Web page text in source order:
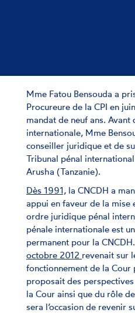
Mme Fatou Bensouda a
Procureure de la CPI en
mandat de neuf ans. Avant
internationale, Mme
conseiller juridique et de
Tribunal pénal
Arusha (Tanzanie).
Dès 1991, la CNCDH a
appui en faveur de la mise
ordre juridique pénal
pénale internationale est
permanent pour la
octobre 2012 revenait sur
fonctionnement de la Cour
proposait des
la Cour ainsi que du rôle
sera l’occasion de revenir